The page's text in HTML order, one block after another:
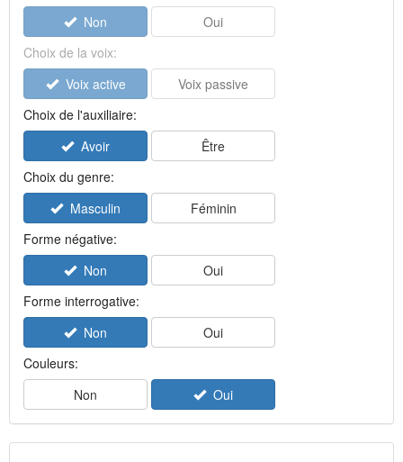
Non
Oui
Choix de la voix:
Voix active
Voix passive
Choix de l'auxiliaire:
Avoir
Être
Choix du genre:
Masculin
Féminin
Forme négative:
Non
Oui
Forme interrogative:
Non
Oui
Couleurs:
Non
Oui